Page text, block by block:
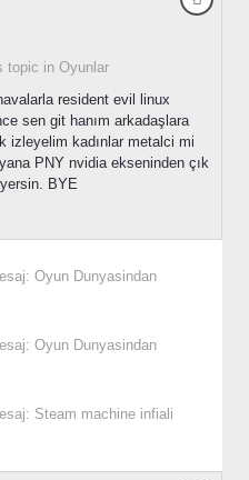
topic in Oyunlar
resident evil linux
sen git hanım arkadaşlara
izleyelim kadınlar metalci mi
PNY nvidia ekseninden çık
BYE
Oyun Dunyasindan
Oyun Dunyasindan
Steam machine infiali